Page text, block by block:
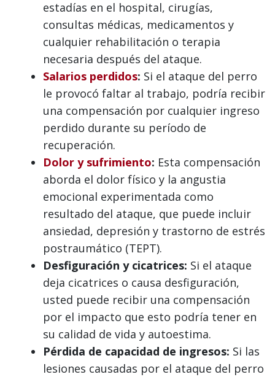
estadías en el hospital, cirugías,
consultas médicas, medicamentos y
cualquier rehabilitación o terapia
necesaria después del ataque.
Salarios perdidos: Si el ataque del perro
le provocó faltar al trabajo, podría recibir
una compensación por cualquier ingreso
perdido durante su período de
recuperación.
Dolor y sufrimiento: Esta compensación
aborda el dolor físico y la angustia
emocional experimentada como
resultado del ataque, que puede incluir
ansiedad, depresión y trastorno de estrés
postraumático (TEPT).
Desfiguración y cicatrices: Si el ataque
deja cicatrices o causa desfiguración,
usted puede recibir una compensación
por el impacto que esto podría tener en
su calidad de vida y autoestima.
Pérdida de capacidad de ingresos: Si las
lesiones causadas por el ataque del perro